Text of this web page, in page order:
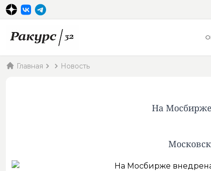
Главная Новость
На Мосбирже